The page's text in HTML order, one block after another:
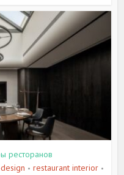
ресторанов
• restaurant interior •